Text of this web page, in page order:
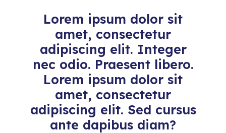
Lorem ipsum dolor sit
amet, consectetur
adipiscing elit. Integer
nec odio. Praesent libero.
Lorem ipsum dolor sit
amet, consectetur
adipiscing elit. Sed cursus
ante dapibus diam?